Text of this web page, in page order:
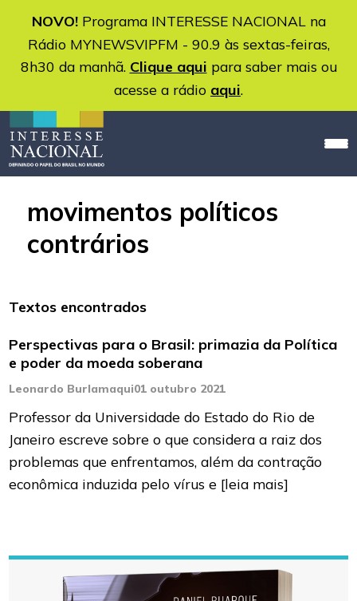
NOVO!Programa INTERESSE NACIONAL na
Rádio MYNEWSVIPFM - 90.9 às sextas-feiras,
8h30 da manhã. Clique aqui para saber mais ou
acesse a rádio aqui.
movimentos políticos
contrários
Textos encontrados
Perspectivas para o Brasil: primazia da Política
e poder da moeda soberana
Leonardo Burlamaqui01 outubro 2021
Professor da Universidade do Estado do Rio de
Janeiro escreve sobre o que considera a raiz dos
problemas que enfrentamos, além da contração
econômica induzida pelo vírus e [leia mais]